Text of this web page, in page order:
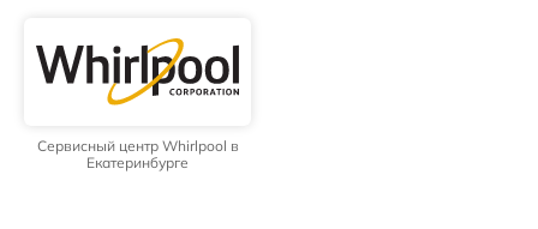
Сервисный центр Whirlpool в
Екатеринбурге